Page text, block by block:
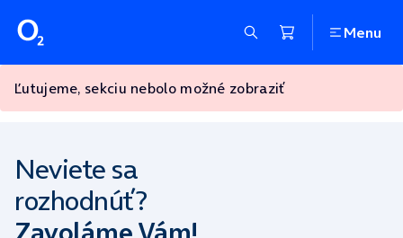
Menu
Ľutujeme, sekciu nebolo možné zobraziť
Neviete sa
rozhodnúť?